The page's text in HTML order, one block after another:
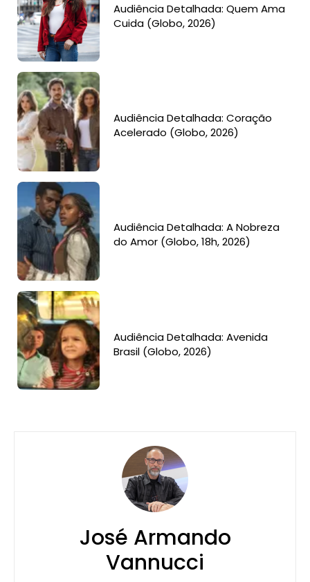
Audiência Detalhada: Quem Ama
Cuida (Globo, 2026)
Audiência Detalhada: Coração
Acelerado (Globo, 2026)
Audiência Detalhada: A Nobreza
do Amor (Globo, 18h, 2026)
Audiência Detalhada: Avenida
Brasil (Globo, 2026)
José Armando
Vannucci